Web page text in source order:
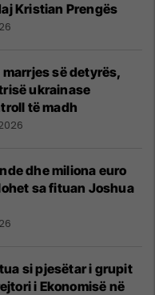
Kristian Prengës
së detyrës,
ukrainase
të madh
dhe miliona euro
sa fituan Joshua
si pjesëtar i grupit
i Ekonomisë në